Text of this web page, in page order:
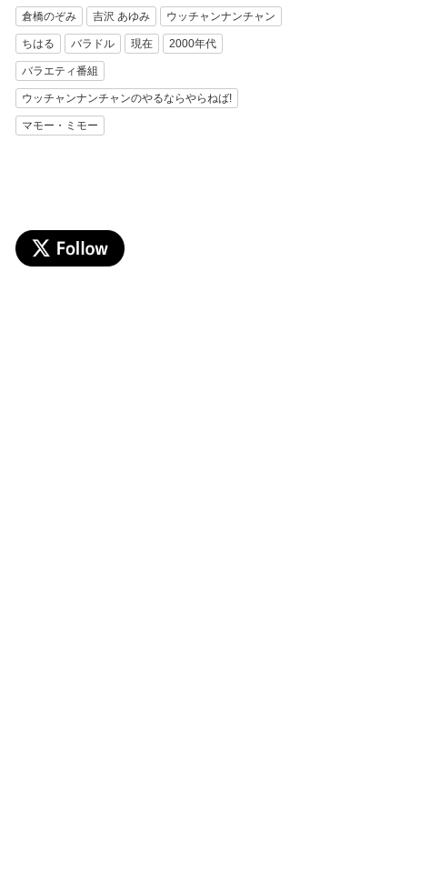
倉橋のぞみ 吉沢 あゆみ ウッチャンナンチャン
ちはる バラドル 現在 2000年代
バラエティ番組
ウッチャンナンチャンのやるならやらねば!
マモー・ミモー